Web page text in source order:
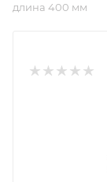
длина 400 мм